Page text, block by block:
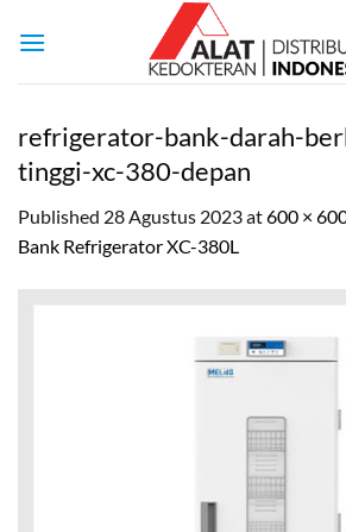
refrigerator-bank-darah-
tinggi-xc-380-depan
Published 28 Agustus 2023at600 ×
Bank Refrigerator XC-380L